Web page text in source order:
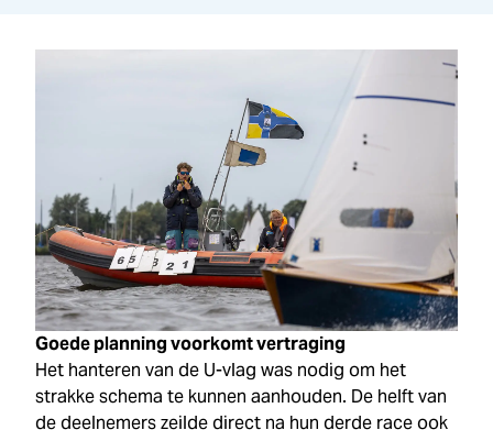
Goede planning voorkomt vertraging
Het hanteren van de U-vlag was nodig om het
strakke schema te kunnen aanhouden. De helft van
de deelnemers zeilde direct na hun derde race ook